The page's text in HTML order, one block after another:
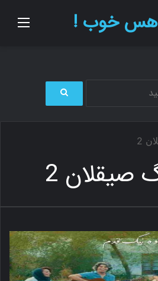
هس خوب !
ج
ی
2
صیقلان 2